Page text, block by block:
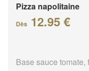
Pizza napolitaine
Dès 12.95 €
Base sauce